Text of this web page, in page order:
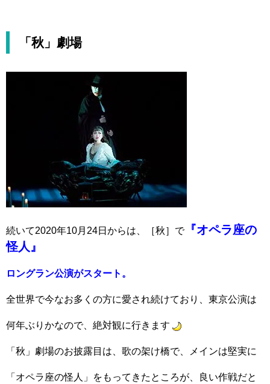
「秋」劇場
続いて2020年10月24日からは、［秋］で『オペラ座の
怪人』
ロングラン公演がスタート。
全世界で今なお多くの方に愛され続けており、東京公演は
何年ぶりかなので、絶対観に行きます
「秋」劇場のお披露目は、歌の架け橋で、メインは堅実に
「オペラ座の怪人」をもってきたところが、良い作戦だと